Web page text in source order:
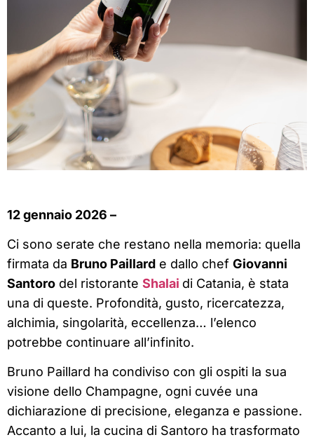
12 gennaio 2026 –
Ci sono serate che restano nella memoria: quella
firmata da Bruno Paillard e dallo chef Giovanni
Santoro del ristorante Shalai di Catania, è stata
una di queste. Profondità, gusto, ricercatezza,
alchimia, singolarità, eccellenza… l’elenco
potrebbe continuare all’infinito.
Bruno Paillard ha condiviso con gli ospiti la sua
visione dello Champagne, ogni cuvée una
dichiarazione di precisione, eleganza e passione.
Accanto a lui, la cucina di Santoro ha trasformato